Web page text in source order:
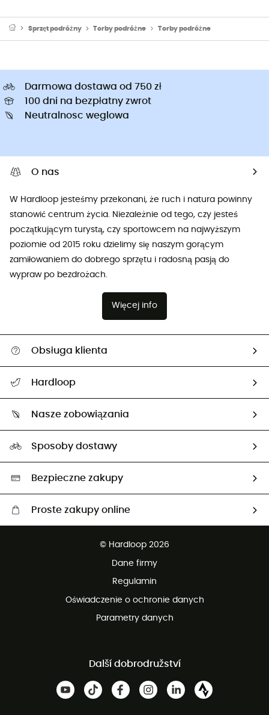
Sprzęt podróżny Torby podróżne Torby podróżne
Darmowa dostawa od 750 zł
100 dni na bezpłatny zwrot
Neutralnosc weglowa
O nas
W Hardloop jesteśmy przekonani, że ruch i natura powinny
stanowić centrum życia. Niezależnie od tego, czy jesteś
początkującym turystą, czy sportowcem na najwyższym
poziomie od 2015 roku dzielimy się naszym gorącym
zamiłowaniem do dobrego sprzętu i radosną pasją do
wypraw po bezdrożach.
Więcej info
Obsługa klienta
Śledzenie przesyłki
Zwrot artykułów i zwrot środków
Hardloop
Ambasadorzy
Nasze zobowiązania
Neutralność węglowa
Wybrane produkty eko
Sposoby dostawy
Bezpieczne zakupy
Proste zakupy online
100 dni na bezpłatny zwrot
© Hardloop 2026
Dane firmy
Regulamin
Oświadczenie o ochronie danych
Parametry danych
Další dobrodružství